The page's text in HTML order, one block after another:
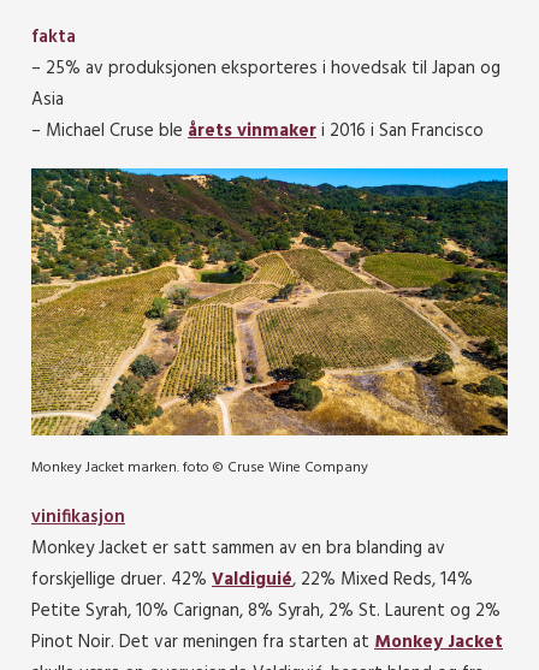
fakta
– 25% av produksjonen eksporteres i hovedsak til Japan og
Asia
– Michael Cruse ble årets vinmakeri 2016 i San Francisco
Monkey Jacket marken. foto © Cruse Wine Company
vinifikasjon
Monkey Jacket er satt sammen av en bra blanding av
forskjellige druer. 42% Valdiguié, 22% Mixed Reds, 14%
Petite Syrah, 10% Carignan, 8% Syrah, 2% St. Laurent og 2%
Pinot Noir. Det var meningen fra starten at Monkey Jacket